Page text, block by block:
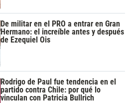
De militar en el PRO a entrar en Gran
Hermano: el increíble antes y después
de Ezequiel Ois
Rodrigo de Paul fue tendencia en el
partido contra Chile: por qué lo
vinculan con Patricia Bullrich